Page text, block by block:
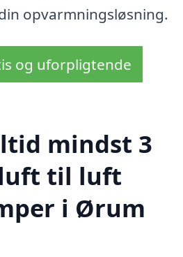
opvarmningsløsning.
og uforpligtende
mindst 3
til luft
i Ørum